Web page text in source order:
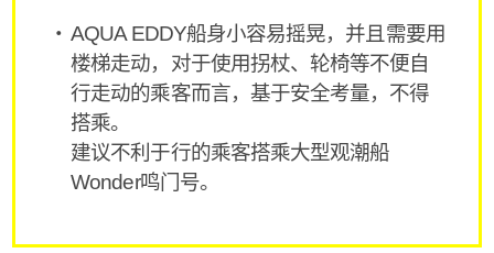
AQUA EDDY船身小容易摇晃，并且需要用
楼梯走动，对于使用拐杖、轮椅等不便自
行走动的乘客而言，基于安全考量，不得
搭乘。
建议不利于行的乘客搭乘大型观潮船
Wonder鸣门号。